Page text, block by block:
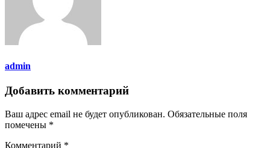
admin
Добавить комментарий
Ваш адрес email не будет опубликован. Обязательные поля
помечены *
Комментарий *